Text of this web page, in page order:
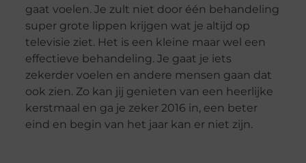
gaat voelen. Je zult niet door één behandeling
super grote lippen krijgen wat je altijd op
televisie ziet. Het is een kleine maar wel een
effectieve behandeling. Je gaat je iets
zekerder voelen en andere mensen gaan dat
ook zien. Zo kan jij genieten van een heerlijke
kerstmaal en ga je zeker 2016 in, een beter
eind en begin van het jaar kan er niet zijn.